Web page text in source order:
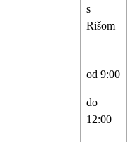
s
Rišom
od 9:00
do
12:00